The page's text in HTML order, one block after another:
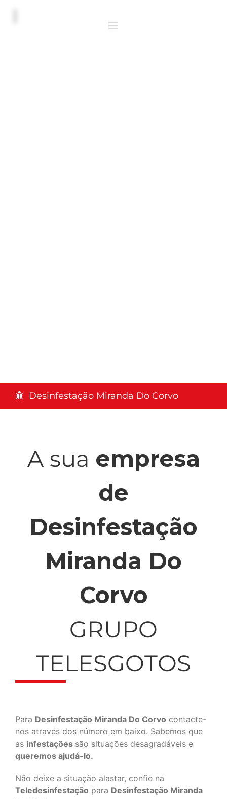
Desinfestação Miranda Do Corvo
A sua empresa
de
Desinfestação
Miranda Do
Corvo
GRUPO
TELESGOTOS
Para Desinfestação Miranda Do Corvo contacte-
nos através dos número em baixo. Sabemos que
as infestações são situações desagradáveis e
queremos ajudá-lo.
Não deixe a situação alastar, confie na
Teledesinfestação para Desinfestação Miranda